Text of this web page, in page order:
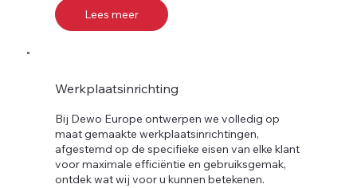
Lees meer
Werkplaatsinrichting
Bij Dewo Europe ontwerpen we volledig op
maat gemaakte werkplaatsinrichtingen,
afgestemd op de specifieke eisen van elke klant
voor maximale efficiëntie en gebruiksgemak,
ontdek wat wij voor u kunnen betekenen.